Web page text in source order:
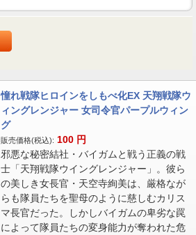
憧れ戦隊ヒロインをしもべ化EX 天翔戦隊ウ
ィングレンジャー 女司令官パープルウィン
グ
販売価格(税込): 100 円
邪悪な秘密結社・バイガムと戦う正義の戦
士「天翔戦隊ウイングレンジャー」。彼ら
の美しき女長官・天空寺絢美は、厳格なが
らも隊員たちを聖母のように慈しむカリス
マ長官だった。しかしバイガムの卑劣な罠
によって隊員たちの変身能力が奪われた危